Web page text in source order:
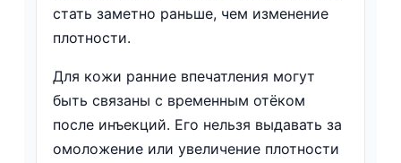
стать заметно раньше, чем изменение
плотности.
Для кожи ранние впечатления могут
быть связаны с временным отёком
после инъекций. Его нельзя выдавать за
омоложение или увеличение плотности